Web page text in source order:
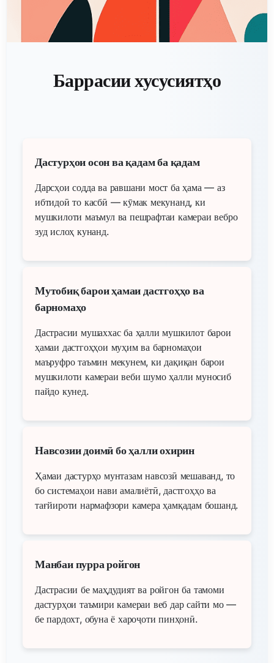
Баррасии хусусиятҳо
Дастурҳои осон ва қадам ба қадам
Дарсҳои содда ва равшани мост ба ҳама — аз
ибтидоӣ то касбӣ — кӯмак мекунанд, ки
мушкилоти маъмул ва пешрафтаи камераи вебро
зуд ислоҳ кунанд.
Мутобиқ барои ҳамаи дастгоҳҳо ва
барномаҳо
Дастрасии мушаххас ба ҳалли мушкилот барои
ҳамаи дастгоҳҳои муҳим ва барномаҳои
маъруфро таъмин мекунем, ки дақиқан барои
мушкилоти камераи веби шумо ҳалли муносиб
пайдо кунед.
Навсозии доимӣ бо ҳалли охирин
Ҳамаи дастурҳо мунтазам навсозӣ мешаванд, то
бо системаҳои нави амалиётӣ, дастгоҳҳо ва
тағйироти нармафзори камера ҳамқадам бошанд.
Манбаи пурра ройгон
Дастрасии бе маҳдудият ва ройгон ба тамоми
дастурҳои таъмири камераи веб дар сайти мо —
бе пардохт, обуна ё хароҷоти пинҳонӣ.